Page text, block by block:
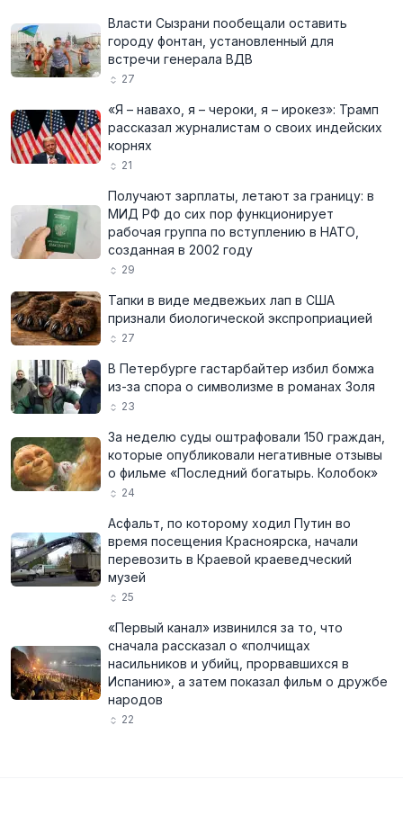
Власти Сызрани пообещали оставить
городу фонтан, установленный для
встречи генерала ВДВ
27
«Я – навахо, я – чероки, я – ирокез»: Трамп
рассказал журналистам о своих индейских
корнях
21
Получают зарплаты, летают за границу: в
МИД РФ до сих пор функционирует
рабочая группа по вступлению в НАТО,
созданная в 2002 году
29
Тапки в виде медвежьих лап в США
признали биологической экспроприацией
27
В Петербурге гастарбайтер избил бомжа
из-за спора о символизме в романах Золя
23
За неделю суды оштрафовали 150 граждан,
которые опубликовали негативные отзывы
о фильме «Последний богатырь. Колобок»
24
Асфальт, по которому ходил Путин во
время посещения Красноярска, начали
перевозить в Краевой краеведческий
музей
25
«Первый канал» извинился за то, что
сначала рассказал о «полчищах
насильников и убийц, прорвавшихся в
Испанию», а затем показал фильм о дружбе
народов
22